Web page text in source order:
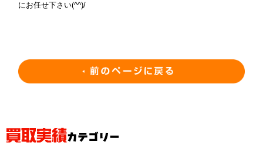
にお任せ下さい(^^)/